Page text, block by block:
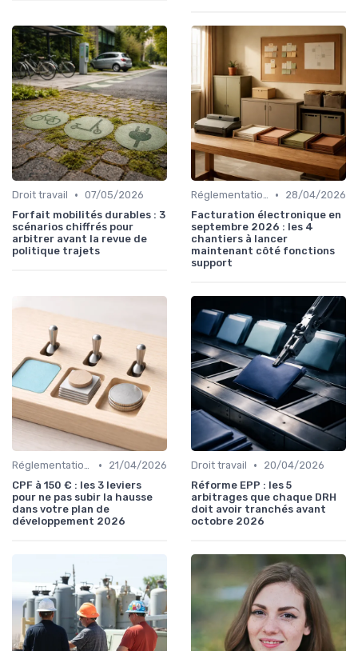
Droit travail • 07/05/2026
Forfait mobilités durables : 3
scénarios chiffrés pour
arbitrer avant la revue de
politique trajets
Réglementation financière •
28/04/2026
Facturation électronique en
septembre 2026 : les 4
chantiers à lancer
maintenant côté fonctions
support
Réglementation financière •
21/04/2026
CPF à 150 € : les 3 leviers
pour ne pas subir la hausse
dans votre plan de
développement 2026
Droit travail •
20/04/2026
Réforme EPP : les 5
arbitrages que chaque DRH
doit avoir tranchés avant
octobre 2026